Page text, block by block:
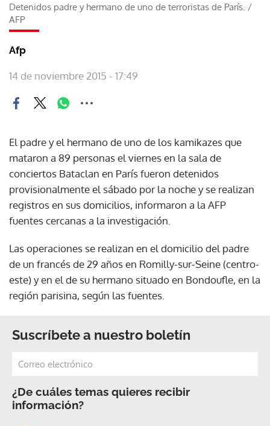
Detenidos padre y hermano de uno de terroristas de París. /
AFP
Afp
14 de noviembre 2015 - 17:49
El padre y el hermano de uno de los kamikazes que
mataron a 89 personas el viernes en la sala de
conciertos Bataclan en París fueron detenidos
provisionalmente el sábado por la noche y se realizan
registros en sus domicilios, informaron a la AFP
fuentes cercanas a la investigación.
Las operaciones se realizan en el domicilio del padre
de un francés de 29 años en Romilly-sur-Seine (centro-
este) y en el de su hermano situado en Bondoufle, en la
región parisina, según las fuentes.
Suscríbete a nuestro boletín
¿De cuáles temas quieres recibir
información?